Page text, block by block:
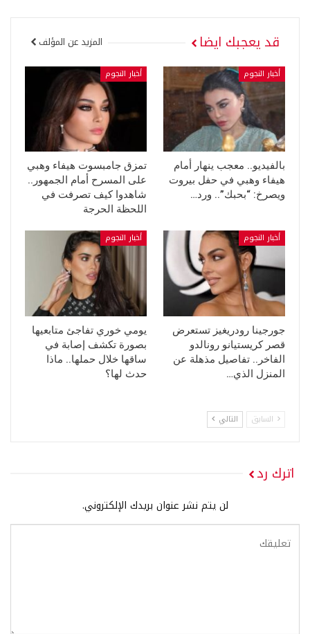
قد يعجبك ايضا المزيد عن المؤلف
أخبار النجوم
بالفيديو.. معجب ينهار أمام
هيفاء وهبي في حفل بيروت
ويصرخ: “بحبك”.. ورد…
أخبار النجوم
تمزق جامبسوت هيفاء وهبي
على المسرح أمام الجمهور..
شاهدوا كيف تصرفت في
اللحظة الحرجة
أخبار النجوم
جورجينا رودريغيز تستعرض
قصر كريستيانو رونالدو
الفاخر.. تفاصيل مذهلة عن
المنزل الذي…
أخبار النجوم
يومي خوري تفاجئ متابعيها
بصورة تكشف إصابة في
ساقها خلال حملها.. ماذا
حدث لها؟
السابق التالي
اترك رد
لن يتم نشر عنوان بريدك الإلكتروني.